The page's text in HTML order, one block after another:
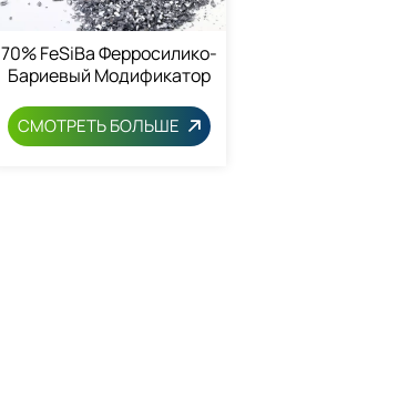
70% FeSiBa Ферросилико-
Бариевый Модификатор
СМОТРЕТЬ БОЛЬШЕ